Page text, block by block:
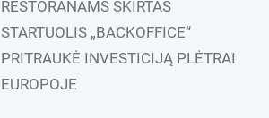
RESTORANAMS SKIRTAS
STARTUOLIS „BACKOFFICE“
PRITRAUKĖ INVESTICIJĄ PLĖTRAI
EUROPOJE